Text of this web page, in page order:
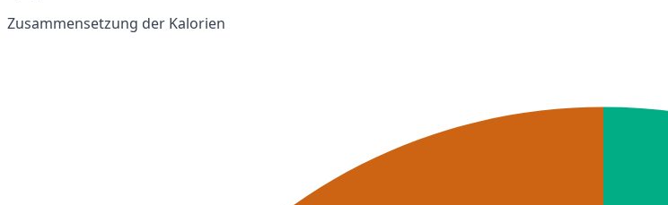
Zusammensetzung der Kalorien